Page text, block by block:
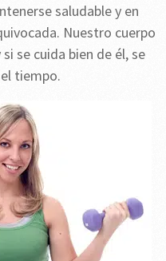
saludable y en
Nuestro cuerpo
se cuida bien de él, se
tiempo.